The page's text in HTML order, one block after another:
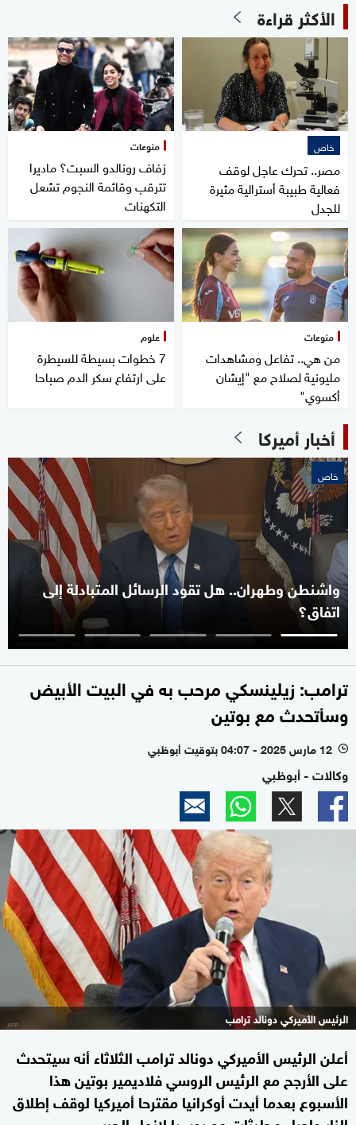
الأكثر قراءة
خاص
مصر.. تحرك عاجل لوقف
فعالية طبيبة أسترالية مثيرة
للجدل
منوعات
زفاف رونالدو السبت؟ ماديرا
تترقب وقائمة النجوم تشعل
التكهنات
منوعات
من هي.. تفاعل ومشاهدات
مليونية لصلاح مع "إيشان
أكسوي"
علوم
7 خطوات بسيطة للسيطرة
على ارتفاع سكر الدم صباحا
أخبار أميركا
خاص
واشنطن وطهران.. هل تقود الرسائل المتبادلة إلى
اتفاق؟
ترامب: زيلينسكي مرحب به في البيت الأبيض
وسأتحدث مع بوتين
l 12 مارس 2025 - 04:07 بتوقيت أبوظبي
وكالات - أبوظبي
الرئيس الأميركي دونالد ترامب
أعلن الرئيس الأميركي دونالد ترامب الثلاثاء أنه سيتحدث
على الأرجح مع الرئيس الروسي فلاديمير بوتين هذا
الأسبوع بعدما أيدت أوكرانيا مقترحا أميركيا لوقف إطلاق